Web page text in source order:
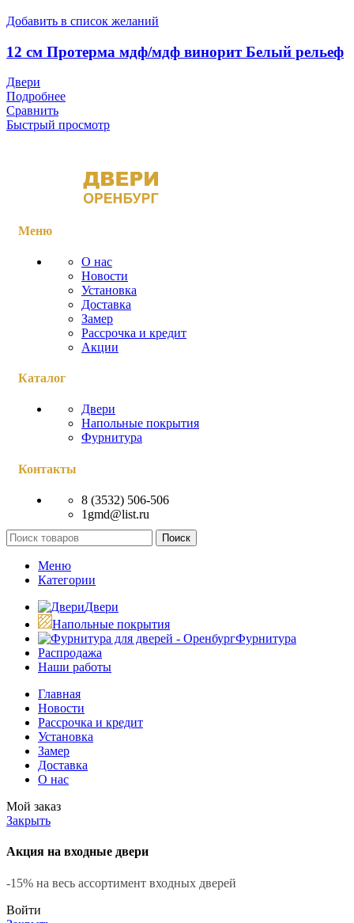
Добавить в список желаний
12 см Протерма мдф/мдф винорит Белый рельеф
Двери
Подробнее
Сравнить
Быстрый просмотр
Меню
О нас
Новости
Установка
Доставка
Замер
Рассрочка и кредит
Акции
Каталог
Двери
Напольные покрытия
Фурнитура
Контакты
8 (3532) 506-506
1gmd@list.ru
Поиск
Меню
Категории
Двери
Напольные покрытия
Фурнитура
Распродажа
Наши работы
Главная
Новости
Рассрочка и кредит
Установка
Замер
Доставка
О нас
Мой заказ
Закрыть
Акция на входные двери
-15% на весь ассортимент входных дверей
Войти